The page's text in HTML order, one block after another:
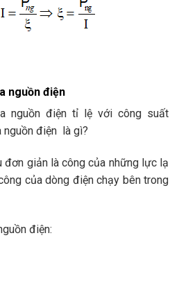
nguồn điện
nguồn điện tỉ lệ với công suất
nguồn điện là gì?
đơn giản là công của những lực lạ
của dòng điện chạy bên trong
điện: